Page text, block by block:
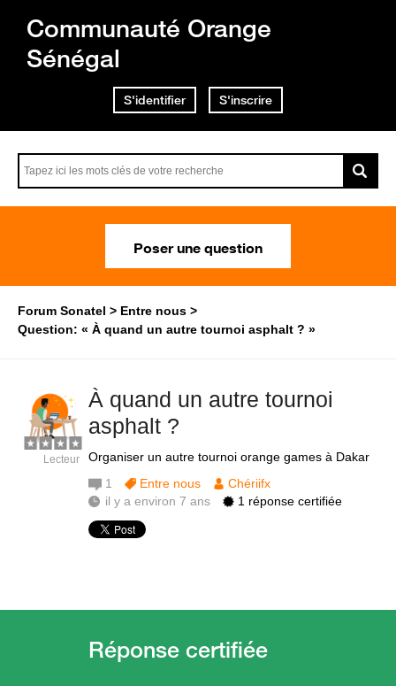
Communauté Orange
Sénégal
S'identifier S'inscrire
Poser une question
Forum Sonatel
Entre nous
Question: « À quand un autre tournoi asphalt ? »
À quand un autre tournoi
asphalt ?
Organiser un autre tournoi orange games à Dakar
Lecteur
1 Entre nous
Chériifx
il y a environ 7 ans
1 réponse certifiée